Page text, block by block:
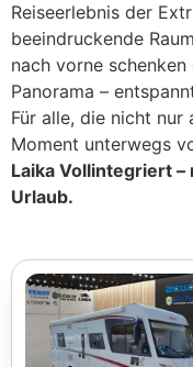
Reiseerlebnis der
beeindruckende
nach vorne
Panorama –
Für alle, die nicht nur
Moment unterwegs
Laika Vollintegriert
Urlaub.